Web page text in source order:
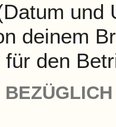
und
deinem
den